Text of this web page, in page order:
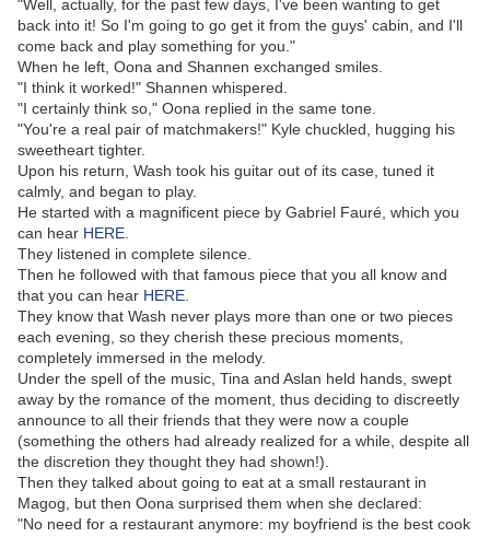
"Well, actually, for the past few days, I've been wanting to get
back into it! So I'm going to go get it from the guys' cabin, and I'll
come back and play something for you."
When he left, Oona and Shannen exchanged smiles.
"I think it worked!" Shannen whispered.
"I certainly think so," Oona replied in the same tone.
"You're a real pair of matchmakers!" Kyle chuckled, hugging his
sweetheart tighter.
Upon his return, Wash took his guitar out of its case, tuned it
calmly, and began to play.
He started with a magnificent piece by Gabriel Fauré, which you
can hear HERE
They listened in complete silence.
Then he followed with that famous piece that you all know and
that you can hear HERE
They know that Wash never plays more than one or two pieces
each evening, so they cherish these precious moments,
completely immersed in the melody.
Under the spell of the music, Tina and Aslan held hands, swept
away by the romance of the moment, thus deciding to discreetly
announce to all their friends that they were now a couple
(something the others had already realized for a while, despite all
the discretion they thought they had shown!).
Then they talked about going to eat at a small restaurant in
Magog, but then Oona surprised them when she declared:
"No need for a restaurant anymore: my boyfriend is the best cook